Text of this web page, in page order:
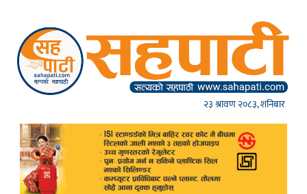
२३ श्रावण २०८३, शनिबार